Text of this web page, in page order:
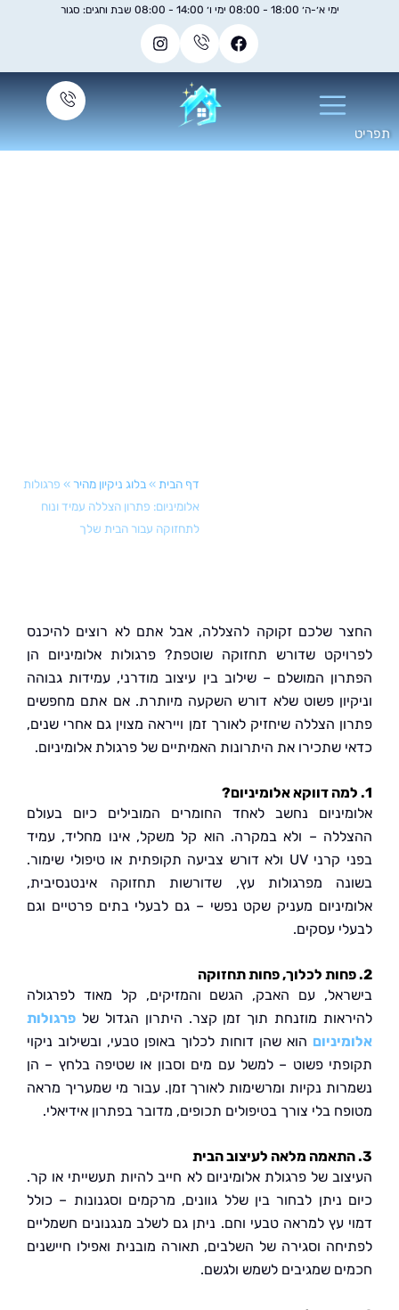
»בלוג ניקיון מהיר »פרגולות
אלומיניום: פתרון הצללה עמיד ונוח
לתחזוקה עבור הבית שלך
שלכם זקוקה להצללה, אבל אתם לא רוצים להיכנס
שדורש תחזוקה שוטפת? פרגולות אלומיניום הן
המושלם – שילוב בין עיצוב מודרני, עמידות גבוהה
פשוט שלא דורש השקעה מיותרת. אם אתם מחפשים
הצללה שיחזיק לאורך זמן וייראה מצוין גם אחרי שנים,
שתכירו את היתרונות האמיתיים של פרגולת אלומיניום.
נחשב לאחד החומרים המובילים כיום בעולם
– ולא במקרה. הוא קל משקל, אינו מחליד, עמיד
בפני קרני UV ולא דורש צביעה תקופתית או טיפולי שימור.
מפרגולות עץ, שדורשות תחזוקה אינטנסיבית,
מעניק שקט נפשי – גם לבעלי בתים פרטיים וגם
עסקים.
עם האבק, הגשם והמזיקים, קל מאוד לפרגולה
מוזנחת תוך זמן קצר. היתרון הגדול שלפרגולות
הוא שהן דוחות לכלוך באופן טבעי, ובשילוב ניקוי
פשוט – למשל עם מים וסבון או שטיפה בלחץ – הן
נקיות ומרשימות לאורך זמן. עבור מי שמעריך מראה
בלי צורך בטיפולים תכופים, מדובר בפתרון אידיאלי.
של פרגולת אלומיניום לא חייב להיות תעשייתי או קר.
ניתן לבחור בין שלל גוונים, מרקמים וסגנונות – כולל
עץ למראה טבעי וחם. ניתן גם לשלב מנגנונים חשמליים
וסגירה של השלבים, תאורה מובנית ואפילו חיישנים
שמגיבים לשמש ולגשם.